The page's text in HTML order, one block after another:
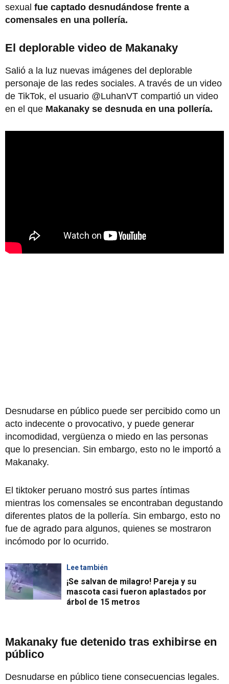
sexual fue captado desnudándose frente a
comensales en una pollería.
El deplorable video de Makanaky
Salió a la luz nuevas imágenes del deplorable
personaje de las redes sociales. A través de un video
de TikTok, el usuario @LuhanVT compartió un video
en el que Makanaky se desnuda en una pollería.
Desnudarse en público puede ser percibido como un
acto indecente o provocativo, y puede generar
incomodidad, vergüenza o miedo en las personas
que lo presencian. Sin embargo, esto no le importó a
Makanaky.
El tiktoker peruano mostró sus partes íntimas
mientras los comensales se encontraban degustando
diferentes platos de la pollería. Sin embargo, esto no
fue de agrado para algunos, quienes se mostraron
incómodo por lo ocurrido.
Lee también
¡Se salvan de milagro! Pareja y su
mascota casi fueron aplastados por
árbol de 15 metros
Makanaky fue detenido tras exhibirse en
público
Desnudarse en público tiene consecuencias legales.